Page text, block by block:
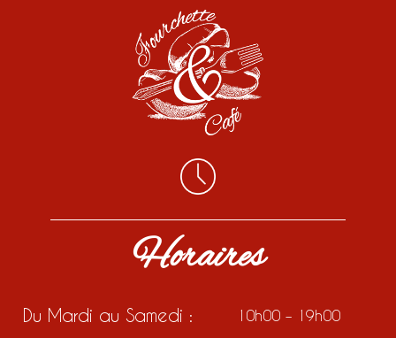
Horaires
Du Mardi au Samedi : 10h00 – 19h00